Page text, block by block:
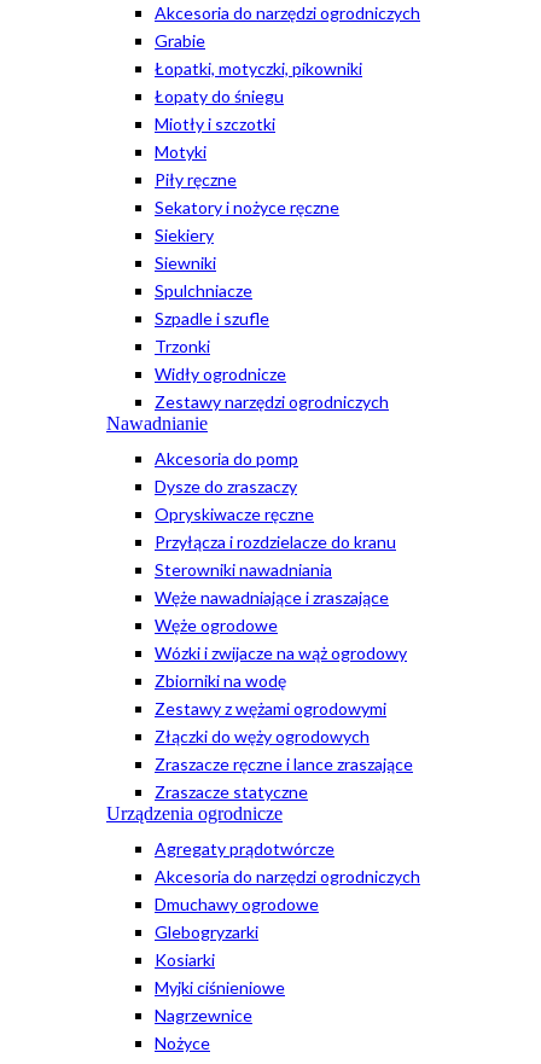
Akcesoria do narzędzi ogrodniczych
Grabie
Łopatki, motyczki, pikowniki
Łopaty do śniegu
Miotły i szczotki
Motyki
Piły ręczne
Sekatory i nożyce ręczne
Siekiery
Siewniki
Spulchniacze
Szpadle i szufle
Trzonki
Widły ogrodnicze
Zestawy narzędzi ogrodniczych
Nawadnianie
Akcesoria do pomp
Dysze do zraszaczy
Opryskiwacze ręczne
Przyłącza i rozdzielacze do kranu
Sterowniki nawadniania
Węże nawadniające i zraszające
Węże ogrodowe
Wózki i zwijacze na wąż ogrodowy
Zbiorniki na wodę
Zestawy z wężami ogrodowymi
Złączki do węży ogrodowych
Zraszacze ręczne i lance zraszające
Zraszacze statyczne
Urządzenia ogrodnicze
Agregaty prądotwórcze
Akcesoria do narzędzi ogrodniczych
Dmuchawy ogrodowe
Glebogryzarki
Kosiarki
Myjki ciśnieniowe
Nagrzewnice
Nożyce